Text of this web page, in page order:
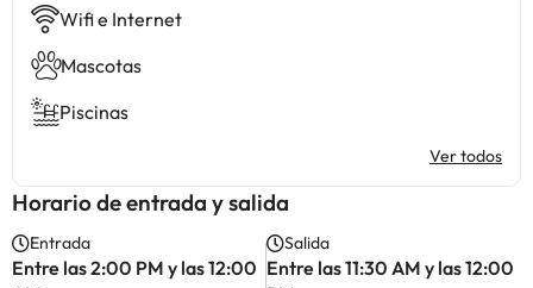
Wifi e Internet
Mascotas
Piscinas
Ver todos
Horario de entrada y salida
Entrada
Entre las 2:00 PM y las 12:00
Salida
Entre las 11:30 AM y las 12:00